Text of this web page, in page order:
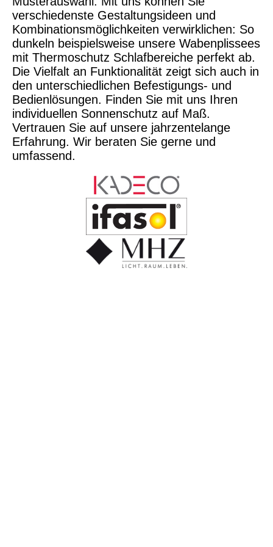
verschiedenste Gestaltungsideen und
Kombinationsmöglichkeiten verwirklichen: So
dunkeln beispielsweise unsere Wabenplissees
mit Thermoschutz Schlafbereiche perfekt ab.
Die Vielfalt an Funktionalität zeigt sich auch in
den unterschiedlichen Befestigungs- und
Bedienlösungen. Finden Sie mit uns Ihren
individuellen Sonnenschutz auf Maß.
Vertrauen Sie auf unsere jahrzentelange
Erfahrung. Wir beraten Sie gerne und
umfassend.